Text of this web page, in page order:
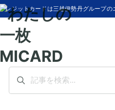
クレジットカードは三越伊勢丹グループの